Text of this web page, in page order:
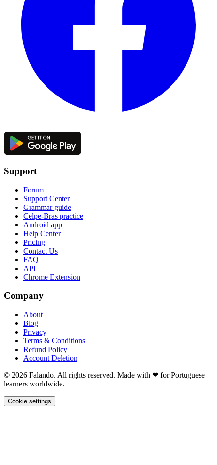
Support
Forum
Support Center
Grammar guide
Celpe-Bras practice
Android app
Help Center
Pricing
Contact Us
FAQ
API
Chrome Extension
Company
About
Blog
Privacy
Terms & Conditions
Refund Policy
Account Deletion
© 2026 Falando. All rights reserved. Made with ❤ for Portuguese
learners worldwide.
Cookie settings